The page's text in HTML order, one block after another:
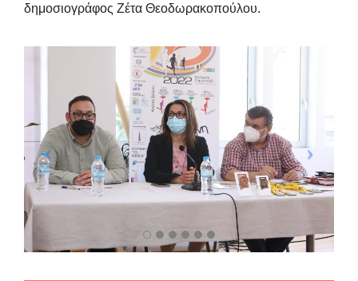
δημοσιογράφος Ζέτα Θεοδωρακοπούλου.